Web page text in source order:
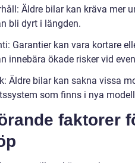
Äldre bilar kan kräva mer
bli dyrt i längden.
Garantier kan vara kortare
innebära ökade risker vid
Äldre bilar kan sakna vissa
som finns i nya
faktorer